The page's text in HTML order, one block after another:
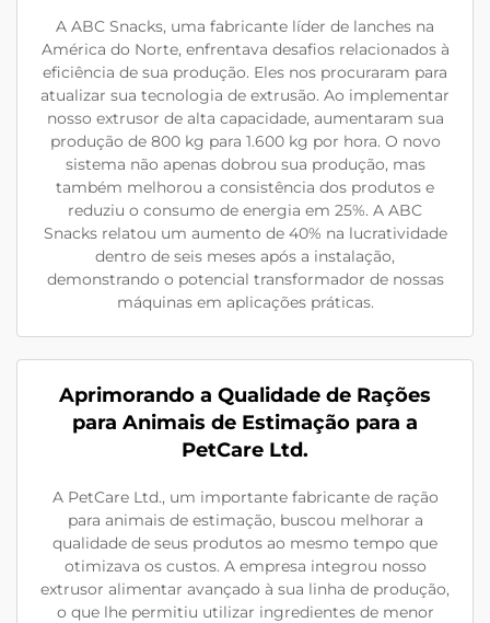
A ABC Snacks, uma fabricante líder de lanches na
América do Norte, enfrentava desafios relacionados à
eficiência de sua produção. Eles nos procuraram para
atualizar sua tecnologia de extrusão. Ao implementar
nosso extrusor de alta capacidade, aumentaram sua
produção de 800 kg para 1.600 kg por hora. O novo
sistema não apenas dobrou sua produção, mas
também melhorou a consistência dos produtos e
reduziu o consumo de energia em 25%. A ABC
Snacks relatou um aumento de 40% na lucratividade
dentro de seis meses após a instalação,
demonstrando o potencial transformador de nossas
máquinas em aplicações práticas.
Aprimorando a Qualidade de Rações
para Animais de Estimação para a
PetCare Ltd.
A PetCare Ltd., um importante fabricante de ração
para animais de estimação, buscou melhorar a
qualidade de seus produtos ao mesmo tempo que
otimizava os custos. A empresa integrou nosso
extrusor alimentar avançado à sua linha de produção,
o que lhe permitiu utilizar ingredientes de menor